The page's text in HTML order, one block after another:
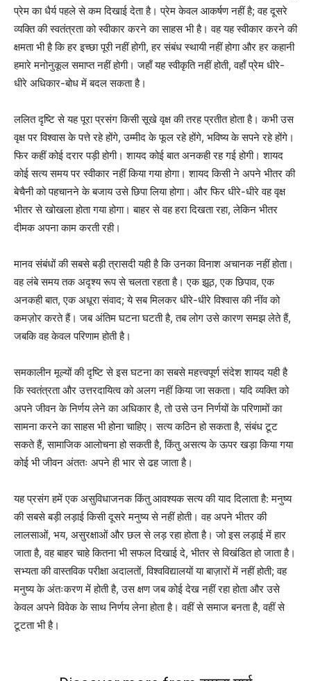
प्रेम का धैर्य पहले से कम दिखाई देता है। प्रेम केवल आकर्षण नहीं है; वह दूसरे
व्यक्ति की स्वतंत्रता को स्वीकार करने का साहस भी है। वह यह स्वीकार करने की
क्षमता भी है कि हर इच्छा पूरी नहीं होगी, हर संबंध स्थायी नहीं होगा और हर कहानी
हमारे मनोनुकूल समाप्त नहीं होगी। जहाँ यह स्वीकृति नहीं होती, वहाँ प्रेम धीरे-
धीरे अधिकार-बोध में बदल सकता है।
ललित दृष्टि से यह पूरा प्रसंग किसी सूखे वृक्ष की तरह प्रतीत होता है। कभी उस
वृक्ष पर विश्वास के पत्ते रहे होंगे, उम्मीद के फूल रहे होंगे, भविष्य के सपने रहे होंगे।
फिर कहीं कोई दरार पड़ी होगी। शायद कोई बात अनकही रह गई होगी। शायद
कोई सत्य समय पर स्वीकार नहीं किया गया होगा। शायद किसी ने अपने भीतर की
बेचैनी को पहचानने के बजाय उसे छिपा लिया होगा। और फिर धीरे-धीरे वह वृक्ष
भीतर से खोखला होता गया होगा। बाहर से वह हरा दिखता रहा, लेकिन भीतर
दीमक अपना काम करती रही।
मानव संबंधों की सबसे बड़ी त्रासदी यही है कि उनका विनाश अचानक नहीं होता।
वह लंबे समय तक अदृश्य रूप से चलता रहता है। एक झूठ, एक छिपाव, एक
अनकही बात, एक अधूरा संवाद; ये सब मिलकर धीरे-धीरे विश्वास की नींव को
कमज़ोर करते हैं। जब अंतिम घटना घटती है, तब लोग उसे कारण समझ लेते हैं,
जबकि वह केवल परिणाम होती है।
समकालीन मूल्यों की दृष्टि से इस घटना का सबसे महत्त्वपूर्ण संदेश शायद यही है
कि स्वतंत्रता और उत्तरदायित्व को अलग नहीं किया जा सकता। यदि व्यक्ति को
अपने जीवन के निर्णय लेने का अधिकार है, तो उसे उन निर्णयों के परिणामों का
सामना करने का साहस भी होना चाहिए। सत्य कठिन हो सकता है, संबंध टूट
सकते हैं, सामाजिक आलोचना हो सकती है, किंतु असत्य के ऊपर खड़ा किया गया
कोई भी जीवन अंततः अपने ही भार से ढह जाता है।
यह प्रसंग हमें एक असुविधाजनक किंतु आवश्यक सत्य की याद दिलाता है: मनुष्य
की सबसे बड़ी लड़ाई किसी दूसरे मनुष्य से नहीं होती। वह अपने भीतर की
लालसाओं, भय, असुरक्षाओं और छल से लड़ रहा होता है। जो इस लड़ाई में हार
जाता है, वह बाहर चाहे कितना भी सफल दिखाई दे, भीतर से विखंडित हो जाता है।
सभ्यता की वास्तविक परीक्षा अदालतों, विश्वविद्यालयों या बाज़ारों में नहीं होती; वह
मनुष्य के अंतःकरण में होती है, उस क्षण जब कोई देख नहीं रहा होता और उसे
केवल अपने विवेक के साथ निर्णय लेना होता है। वहीं से समाज बनता है, वहीं से
टूटता भी है।